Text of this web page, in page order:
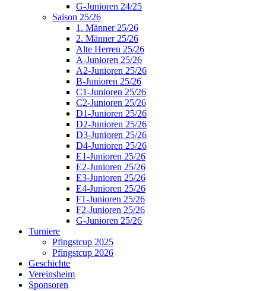
G-Junioren 24/25
Saison 25/26
1. Männer 25/26
2. Männer 25/26
Alte Herren 25/26
A-Junioren 25/26
A2-Junioren 25/26
B-Junioren 25/26
C1-Junioren 25/26
C2-Junioren 25/26
D1-Junioren 25/26
D2-Junioren 25/26
D3-Junioren 25/26
D4-Junioren 25/26
E1-Junioren 25/26
E2-Junioren 25/26
E3-Junioren 25/26
E4-Junioren 25/26
F1-Junioren 25/26
F2-Junioren 25/26
G-Junioren 25/26
Turniere
Pfingstcup 2025
Pfingstcup 2026
Geschichte
Vereinsheim
Sponsoren